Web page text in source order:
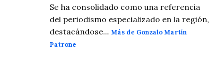
Se ha consolidado como una referencia
del periodismo especializado en la región,
destacándose...Más de Gonzalo Martín
Patrone